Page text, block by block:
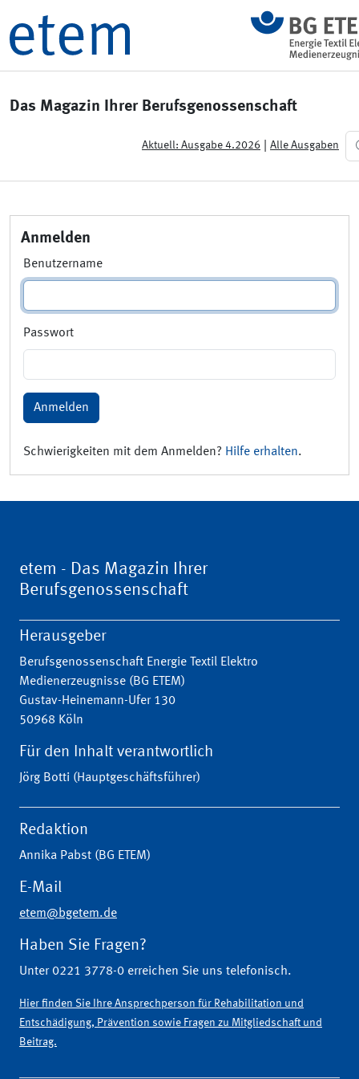
Das Magazin Ihrer Berufsgenossenschaft
Aktuell: Ausgabe 4.2026 Alle Ausgaben
Anmelden
Benutzername
Passwort
Anmelden
Schwierigkeiten mit dem Anmelden? Hilfe erhalten.
etem - Das Magazin Ihrer
Berufsgenossenschaft
Herausgeber
Berufsgenossenschaft Energie Textil Elektro
Medienerzeugnisse (BG ETEM)
Gustav-Heinemann-Ufer 130
50968 Köln
Für den Inhalt verantwortlich
Jörg Botti (Hauptgeschäftsführer)
Redaktion
Annika Pabst (BG ETEM)
E-Mail
etem@bgetem.de
Haben Sie Fragen?
Unter 0221 3778-0 erreichen Sie uns telefonisch.
Hier finden Sie Ihre Ansprechperson für Rehabilitation und
Entschädigung, Prävention sowie Fragen zu Mitgliedschaft und
Beitrag.